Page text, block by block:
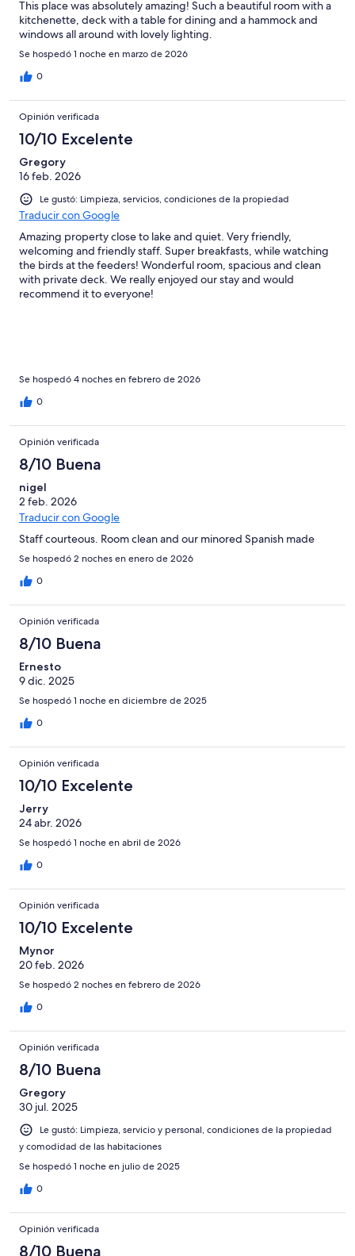
This place was absolutely amazing! Such a beautiful room with a
kitchenette, deck with a table for dining and a hammock and
windows all around with lovely lighting.
Se hospedó 1 noche en marzo de 2026
0
Opinión verificada
10/10 Excelente
Gregory
16 feb. 2026
Le gustó: Limpieza, servicios, condiciones de la propiedad
Traducir con Google
Amazing property close to lake and quiet. Very friendly,
welcoming and friendly staff. Super breakfasts, while watching
the birds at the feeders! Wonderful room, spacious and clean
with private deck. We really enjoyed our stay and would
recommend it to everyone!
Se hospedó 4 noches en febrero de 2026
0
Opinión verificada
8/10 Buena
nigel
2 feb. 2026
Traducir con Google
Staff courteous. Room clean and our minored Spanish made
Se hospedó 2 noches en enero de 2026
0
Opinión verificada
8/10 Buena
Ernesto
9 dic. 2025
Se hospedó 1 noche en diciembre de 2025
0
Opinión verificada
10/10 Excelente
Jerry
24 abr. 2026
Se hospedó 1 noche en abril de 2026
0
Opinión verificada
10/10 Excelente
Mynor
20 feb. 2026
Se hospedó 2 noches en febrero de 2026
0
Opinión verificada
8/10 Buena
Gregory
30 jul. 2025
Le gustó: Limpieza, servicio y personal, condiciones de la propiedad
y comodidad de las habitaciones
Se hospedó 1 noche en julio de 2025
0
Opinión verificada
8/10 Buena